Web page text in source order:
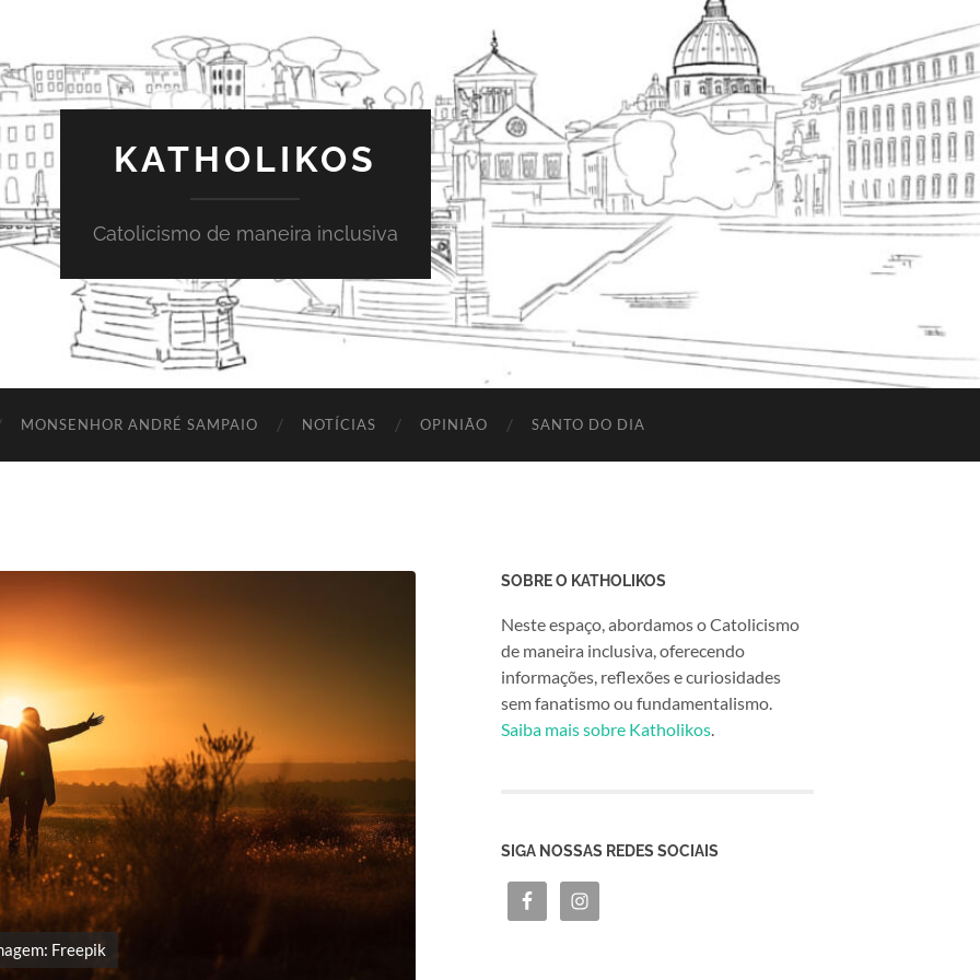
KATHOLIKOS
Catolicismo de maneira inclusiva
MONSENHOR ANDRÉ SAMPAIO NOTÍCIAS OPINIÃO SANTO DO DIA
Freepik
SOBRE O KATHOLIKOS
Neste espaço, abordamos o Catolicismo
de maneira inclusiva, oferecendo
informações, reflexões e curiosidades
sem fanatismo ou fundamentalismo.
Saiba mais sobre Katholikos.
SIGA NOSSAS REDES SOCIAIS